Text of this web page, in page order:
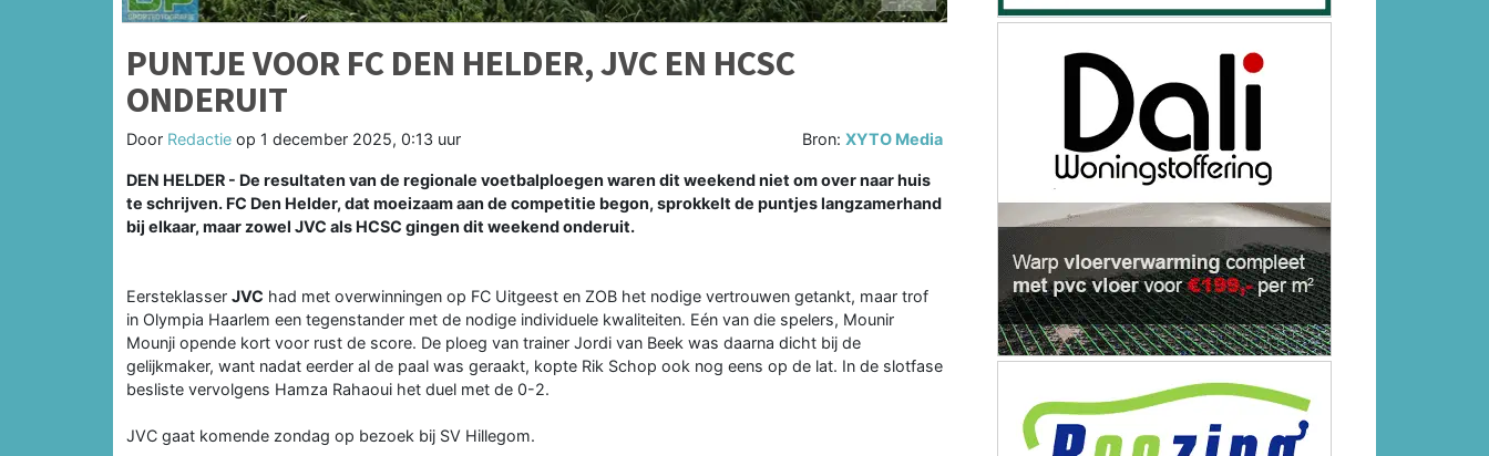
PUNTJE VOOR FC DEN HELDER, JVC EN HCSC
ONDERUIT
Door Redactie op 1 december 2025, 0:13 uur Bron:XYTO Media
DEN HELDER - De resultaten van de regionale voetbalploegen waren dit weekend niet om over naar huis
te schrijven. FC Den Helder, dat moeizaam aan de competitie begon, sprokkelt de puntjes langzamerhand
bij elkaar, maar zowel JVC als HCSC gingen dit weekend onderuit.
Eersteklasser JVC had met overwinningen op FC Uitgeest en ZOB het nodige vertrouwen getankt, maar trof
in Olympia Haarlem een tegenstander met de nodige individuele kwaliteiten. Eén van die spelers, Mounir
Mounji opende kort voor rust de score. De ploeg van trainer Jordi van Beek was daarna dicht bij de
gelijkmaker, want nadat eerder al de paal was geraakt, kopte Rik Schop ook nog eens op de lat. In de slotfase
besliste vervolgens Hamza Rahaoui het duel met de 0-2.
JVC gaat komende zondag op bezoek bij SV Hillegom.